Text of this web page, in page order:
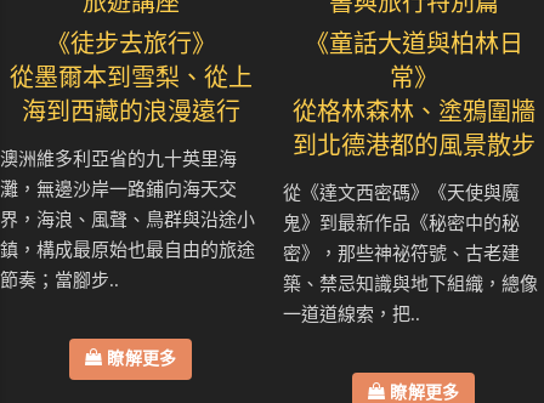
《徒步去旅行》
從墨爾本到雪梨、從上
海到西藏的浪漫遠行
澳洲維多利亞省的九十英里海
灘，無邊沙岸一路鋪向海天交
界，海浪、風聲、鳥群與沿途小
鎮，構成最原始也最自由的旅途
節奏；當腳步..
瞭解更多
《童話大道與柏林日
常》
從格林森林、塗鴉圍牆
到北德港都的風景散步
從《達文西密碼》《天使與魔
鬼》到最新作品《秘密中的秘
密》，那些神祕符號、古老建
築、禁忌知識與地下組織，總像
一道道線索，把..
瞭解更多